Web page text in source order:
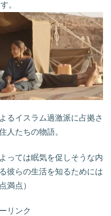
。
るイスラム過激派に占拠さ
人たちの物語。
っては眠気を促しそうな内
彼らの生活を知るためには
満点）
リンク